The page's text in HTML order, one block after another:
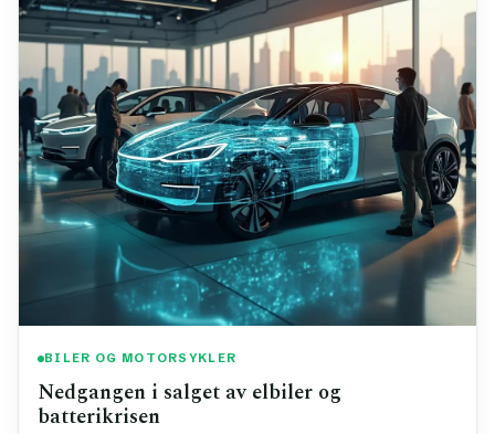
BILER OG MOTORSYKLER
Nedgangen i salget av elbiler og
batterikrisen